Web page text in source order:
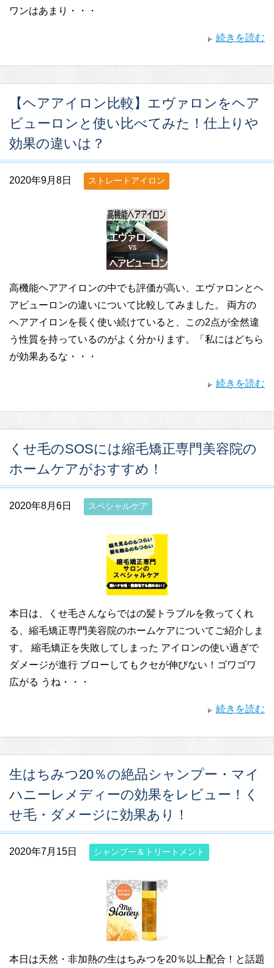
ワンはあまり・・・
続きを読む
【ヘアアイロン比較】エヴァロンをヘア
ビューロンと使い比べてみた！仕上りや
効果の違いは？
2020年9月8日 ストレートアイロン
高機能ヘアアイロンの中でも評価が高い、エヴァロンとヘ
アビューロンの違いについて比較してみました。 両方の
ヘアアイロンを長く使い続けていると、この2点が全然違
う性質を持っているのがよく分かります。「私にはどちら
が効果あるな・・・
続きを読む
くせ毛のSOSには縮毛矯正専門美容院の
ホームケアがおすすめ！
2020年8月6日 スペシャルケア
本日は、くせ毛さんならではの髪トラブルを救ってくれ
る、縮毛矯正専門美容院のホームケアについてご紹介しま
す。 縮毛矯正を失敗してしまった アイロンの使い過ぎで
ダメージが進行 ブローしてもクセが伸びない！ゴワゴワ
広がる うね・・・
続きを読む
生はちみつ20％の絶品シャンプー・マイ
ハニーレメディーの効果をレビュー！く
せ毛・ダメージに効果あり！
2020年7月15日 シャンプー＆トリートメント
本日は天然・非加熱の生はちみつを20％以上配合！と話題